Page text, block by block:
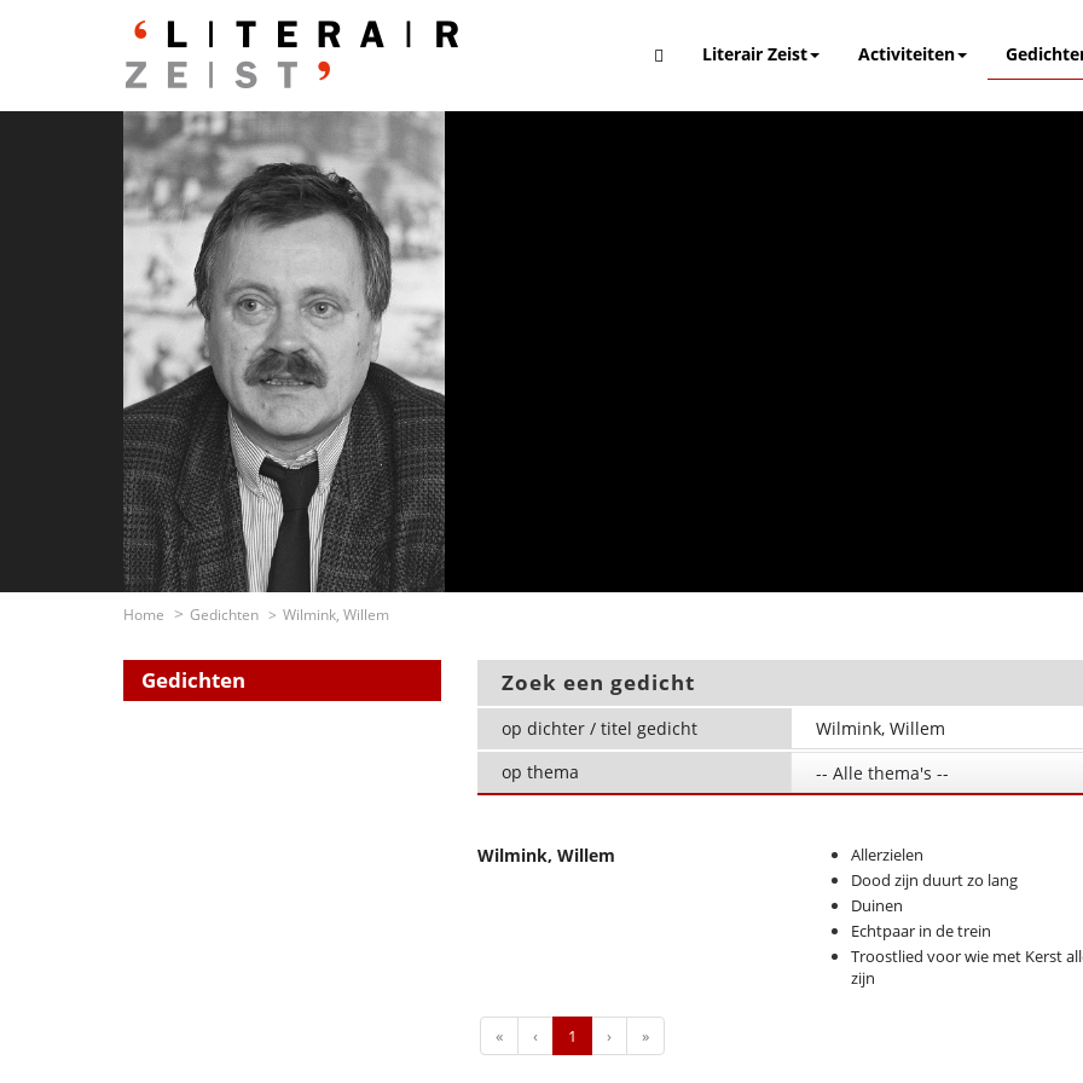
Literair Zeist Activiteiten
Home Gedichten Wilmink, Willem
Gedichten Zoek een gedicht
op dichter / titel gedicht
op thema
-- Alle thema's --
Wilmink, Willem
Allerzielen
Dood zijn duurt zo lang
Duinen
Echtpaar in de trein
Troostlied voor wie met Kerst
zijn
«First ‹Previous
1 ›Next»Last